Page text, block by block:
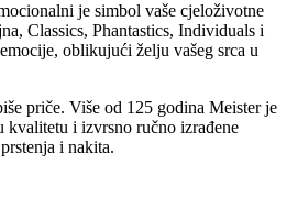
je simbol vaše cjeloživotne
Classics, Phantastics, Individuals i
oblikujući želju vašeg srca u
priče. Više od 125 godina Meister je
kvalitetu i izvrsno ručno izrađene
i nakita.